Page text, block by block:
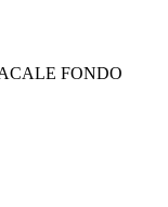
FONDO